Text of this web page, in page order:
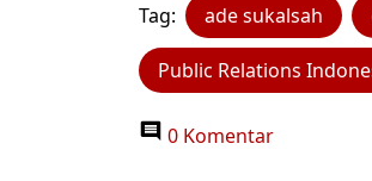
Tag: ade sukalsah
Public Relations
0 Komentar